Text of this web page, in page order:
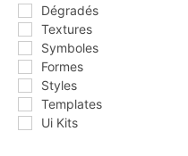
Dégradés
Textures
Symboles
Formes
Styles
Templates
Ui Kits